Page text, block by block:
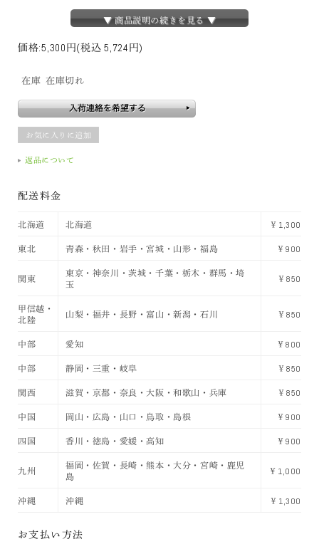
▼ 商品説明の続きを見る ▼
価格:5,300円(税込 5,724円)
在庫 在庫切れ
返品について
配送料金
北海道 北海道 ￥1,300
東北 青森・秋田・岩手・宮城・山形・福島 ￥900
関東
東京・神奈川・茨城・千葉・栃木・群馬・埼
玉
￥850
甲信越・
北陸
山梨・福井・長野・富山・新潟・石川 ￥850
中部 愛知 ￥800
中部 静岡・三重・岐阜 ￥850
関西 滋賀・京都・奈良・大阪・和歌山・兵庫 ￥850
中国 岡山・広島・山口・鳥取・島根 ￥900
四国 香川・徳島・愛媛・高知 ￥900
九州
福岡・佐賀・長崎・熊本・大分・宮崎・鹿児
島
￥1,000
沖縄 沖縄 ￥1,300
お支払い方法